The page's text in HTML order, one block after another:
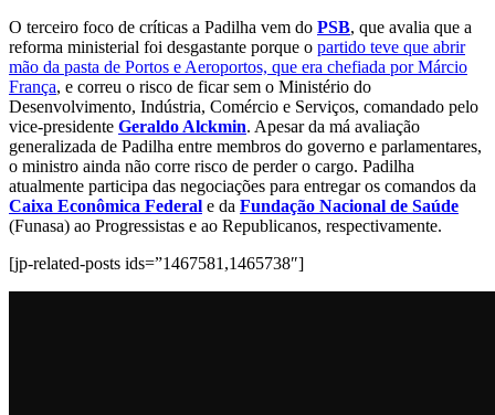
O terceiro foco de críticas a Padilha vem do PSB, que avalia que a
reforma ministerial foi desgastante porque o partido teve que abrir
mão da pasta de Portos e Aeroportos, que era chefiada por Márcio
França, e correu o risco de ficar sem o Ministério do
Desenvolvimento, Indústria, Comércio e Serviços, comandado pelo
vice-presidente Geraldo Alckmin. Apesar da má avaliação
generalizada de Padilha entre membros do governo e parlamentares,
o ministro ainda não corre risco de perder o cargo. Padilha
atualmente participa das negociações para entregar os comandos da
Caixa Econômica Federal e da Fundação Nacional de Saúde
(Funasa) ao Progressistas e ao Republicanos, respectivamente.
[jp-related-posts ids=”1467581,1465738″]